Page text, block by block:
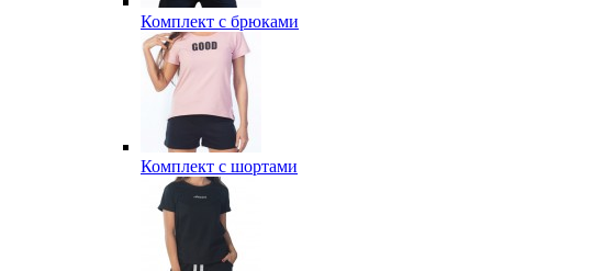
Комплект с брюками
Комплект с шортами